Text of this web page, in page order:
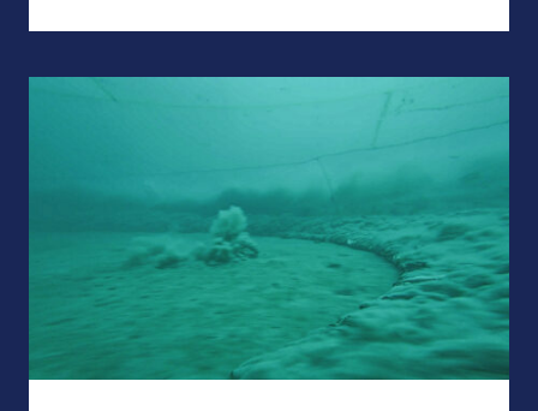
Mettre fin au chalutage de fond dans les AMP